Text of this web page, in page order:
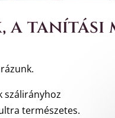
tanítási
szálirányhoz
természetes.